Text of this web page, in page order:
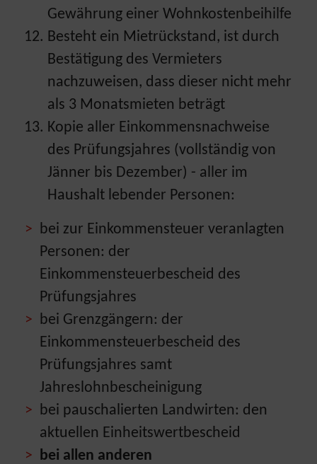
Gewährung einer Wohnkostenbeihilfe
Besteht ein Mietrückstand, ist durch
Bestätigung des Vermieters
nachzuweisen, dass dieser nicht mehr
als 3 Monatsmieten beträgt
Kopie aller Einkommensnachweise
des Prüfungsjahres (vollständig von
Jänner bis Dezember) - aller im
Haushalt lebender Personen:
bei zur Einkommensteuer veranlagten
Personen: der
Einkommensteuerbescheid des
Prüfungsjahres
bei Grenzgängern: der
Einkommensteuerbescheid des
Prüfungsjahres samt
Jahreslohnbescheinigung
bei pauschalierten Landwirten: den
aktuellen Einheitswertbescheid
bei allen anderen